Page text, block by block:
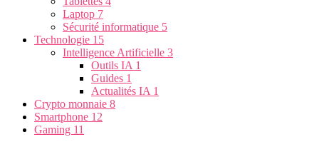
Laptop 7
Sécurité informatique 5
Technologie 15
Intelligence Artificielle 3
Outils IA 1
Guides 1
Actualités IA 1
Crypto monnaie 8
Smartphone 12
Gaming 11